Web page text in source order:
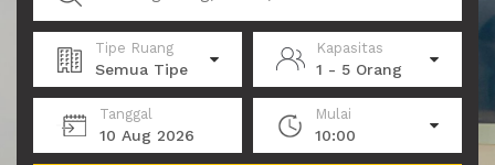
Tipe Ruang
Semua Tipe
Kapasitas
1 - 5 Orang
Tanggal
10 Aug 2026
Mulai
10:00